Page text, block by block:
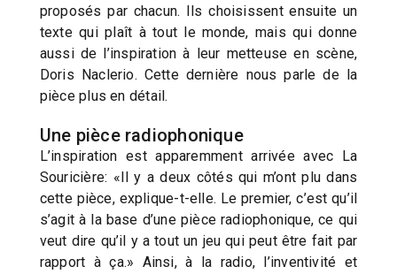
proposés par chacun. Ils choisissent ensuite un
texte qui plaît à tout le monde, mais qui donne
aussi de l’inspiration à leur metteuse en scène,
Doris Naclerio. Cette dernière nous parle de la
pièce plus en détail.
Une pièce radiophonique
L’inspiration est apparemment arrivée avec La
Souricière: «Il y a deux côtés qui m’ont plu dans
cette pièce, explique-t-elle. Le premier, c’est qu’il
s’agit à la base d’une pièce radiophonique, ce qui
veut dire qu’il y a tout un jeu qui peut être fait par
rapport à ça.» Ainsi, à la radio, l’inventivité et